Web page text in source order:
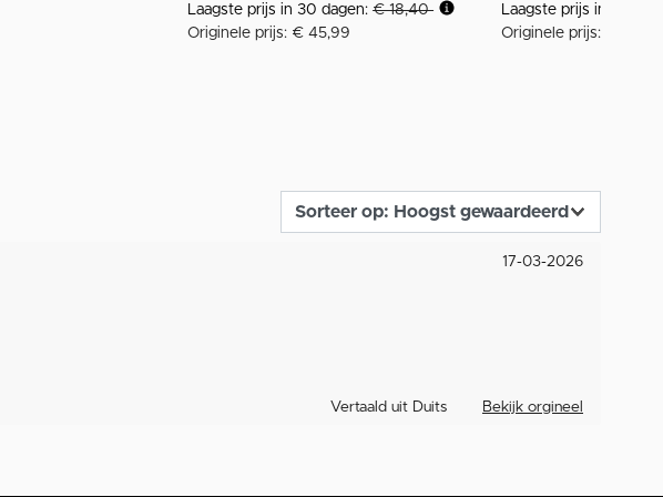
Laagste prijs in 30 dagen:€ 18,40
Originele prijs: € 45,99
Laagste prijs in 30
Originele prijs: €
17-03-2026
Vertaald uit Duits Bekijk orgineel